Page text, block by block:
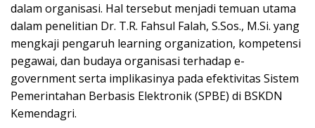
dalam organisasi. Hal tersebut menjadi temuan utama
dalam penelitian Dr. T.R. Fahsul Falah, S.Sos., M.Si. yang
mengkaji pengaruh learning organization, kompetensi
pegawai, dan budaya organisasi terhadap e-
government serta implikasinya pada efektivitas Sistem
Pemerintahan Berbasis Elektronik (SPBE) di BSKDN
Kemendagri.